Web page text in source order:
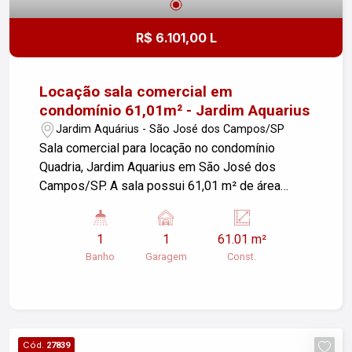
R$ 6.101,00 L
Locação sala comercial em
condomínio 61,01m² - Jardim Aquarius
Jardim Aquárius - São José dos Campos/SP
Sala comercial para locação no condomínio
Quadria, Jardim Aquarius em São José dos
Campos/SP. A sala possui 61,01 m² de área
valet. O condomínio oferece boa infraestrutura e
localização privilegiada, ideal para diversos tipos
de negócios. Para mais informações ou agendar
1
Banho
1
Garagem
61.01 m²
Const.
Cód. 27839